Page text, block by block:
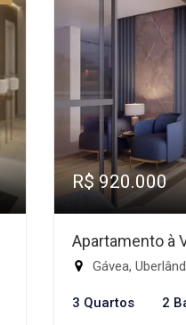
R$ 920.000
Apartamento à
Gávea,
3 Quartos 2